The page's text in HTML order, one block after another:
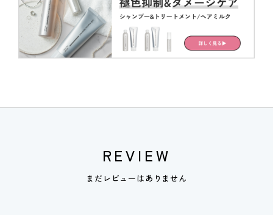
REVIEW
まだレビューはありません